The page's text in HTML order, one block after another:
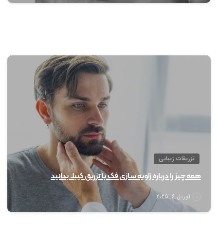
تزریقات زیبایی
همه چیز را درباره زاویه سازی فک با تزریق کیبلا بدانید
آوریل 6, 2025